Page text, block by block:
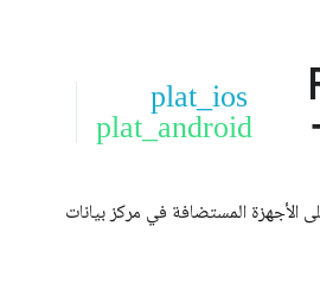
plat_ios
plat_android
الأجهزة المستضافة في مركز بيانات